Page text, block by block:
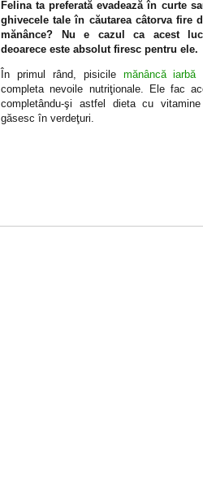
Felina ta preferată evadează în curte
ghivecele tale în căutarea câtorva fire
mănânce? Nu e cazul ca acest
deoarece este absolut firesc pentru ele.
În primul rând, pisicilemănâncă iarbă
completa nevoile nutriţionale. Ele fac
completându-şi astfel dieta cu
găsesc în verdeţuri.